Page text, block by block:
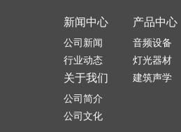
产品中心
音频设备
灯光器材
建筑声学
新闻中心
公司新闻
行业动态
关于我们
公司简介
公司文化